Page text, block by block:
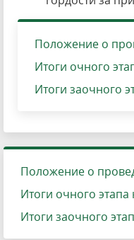
Положение о
Итоги очного
Итоги заочного
Положение о
Итоги очного этапа
Итоги заочного